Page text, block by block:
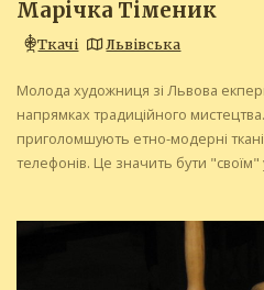
Марічка Тіменик
Ткачі Львівська
Молода художниця зі Львова
напрямках традиційного
приголомшують етно-модерні
телефонів. Це значить бути "своїм"